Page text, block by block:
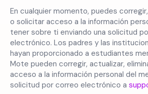
En cualquier momento, puedes
o solicitar acceso a la información
tener sobre ti enviando una solicitud
electrónico. Los padres y las
hayan proporcionado a estudiantes
Mote pueden corregir, actualizar,
acceso a la información personal del
solicitud por correo electrónico a